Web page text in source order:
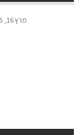
מרץ 16, 2015